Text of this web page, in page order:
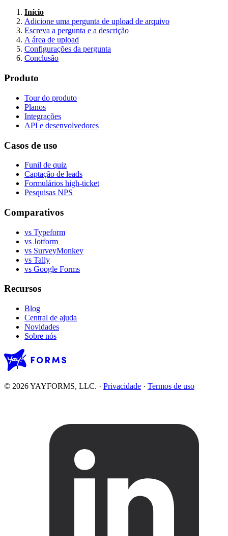
Início
Adicione uma pergunta de upload de arquivo
Escreva a pergunta e a descrição
A área de upload
Configurações da pergunta
Conclusão
Produto
Tour do produto
Planos
Integrações
API e desenvolvedores
Casos de uso
Funil de quiz
Captação de leads
Formulários high-ticket
Pesquisas NPS
Comparativos
vs Typeform
vs Jotform
vs SurveyMonkey
vs Tally
vs Google Forms
Recursos
Blog
Central de ajuda
Novidades
Sobre nós
© 2026 YAYFORMS, LLC. · Privacidade · Termos de uso